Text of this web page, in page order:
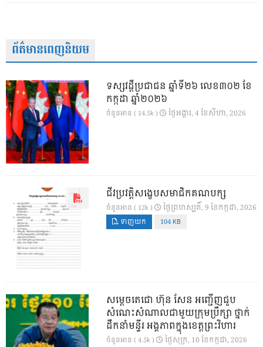
ព័ត៌មានពេញនិយម
ទស្សវដ្តីប្រជាជន ឆ្នាំទី២៦ លេខ៣០២ ខែ
កក្កដា ឆ្នាំ២០២៦
ចំនួនអាន ( 14.5k ) ថ្ងៃ​អង្គារ, 4 ខែ​សីហា, 2026
ជីវប្រវត្តិសង្ខេបសមាជិកគណបក្ស
ចំនួនអាន ( 12k ) ថ្ងៃ​ព្រហស្បតិ៍, 9 ខែ​កក្កដា, 2026
ទាញយក 104 KB
សម្តេចតេជោ ហ៊ុន សែន អញ្ជើញជួប
សំណេះសំណាលជាមួយក្រុមប្រឹក្សា ថ្នាក់
ដឹកនាំមន្ទីរ អង្គភាពក្នុងខេត្តព្រះវិហារ
ចំនួនអាន ( 4.5k ) ថ្ងៃ​សុក្រ, 10 ខែ​កក្កដា, 2026